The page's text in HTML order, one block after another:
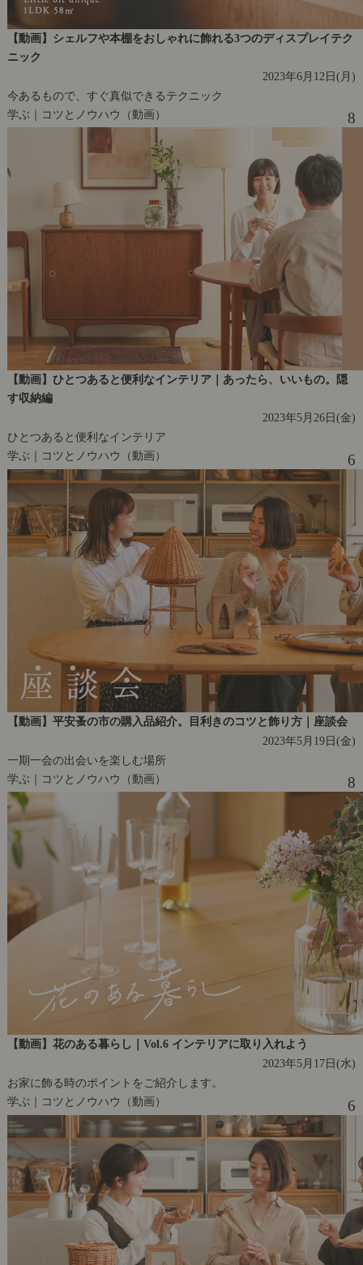
【動画】シェルフや本棚をおしゃれに飾れる3つのディスプレイテク
ニック
2023年6月12日(月)
今あるもので、すぐ真似できるテクニック
学ぶ｜コツとノウハウ（動画）
8
【動画】ひとつあると便利なインテリア｜あったら、いいもの。隠
す収納編
2023年5月26日(金)
ひとつあると便利なインテリア
学ぶ｜コツとノウハウ（動画）
6
【動画】平安蚤の市の購入品紹介。目利きのコツと飾り方｜座談会
2023年5月19日(金)
一期一会の出会いを楽しむ場所
学ぶ｜コツとノウハウ（動画）
8
【動画】花のある暮らし｜Vol.6 インテリアに取り入れよう
2023年5月17日(水)
お家に飾る時のポイントをご紹介します。
学ぶ｜コツとノウハウ（動画）
6